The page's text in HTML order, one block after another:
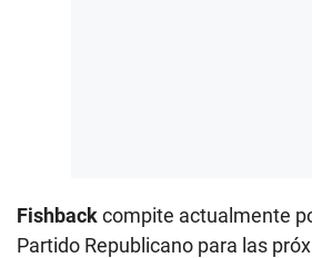
Fishbackcompite actualmente
Partido Republicano para las